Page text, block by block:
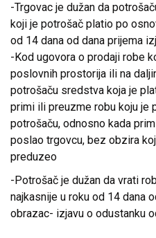
-Trgovac je dužan da
koji je potrošač platio po
od 14 dana od dana prijema
-Kod ugovora o prodaji robe
poslovnih prostorija ili na
potrošaču sredstva koja je
primi ili preuzme robu koju je
potrošaču, odnosno kada
poslao trgovcu, bez obzira
preduzeo
-Potrošač je dužan da vrati
najkasnije u roku od 14 dana
obrazac- izjavu o odustanku